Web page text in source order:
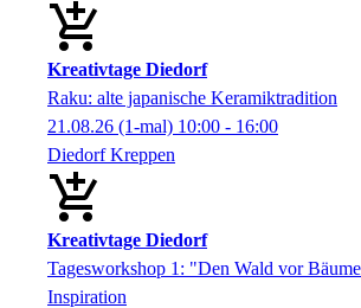
Kreativtage Diedorf
Raku: alte japanische Keramiktradition
21.08.26 (1-mal) 10:00 - 16:00
Diedorf Kreppen
Kreativtage Diedorf
Tagesworkshop 1: "Den Wald vor
Inspiration